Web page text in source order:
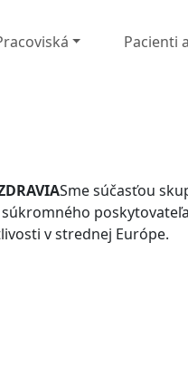
Pacienti
Sme súčasťou
súkromného poskytovateľa
v strednej Európe.